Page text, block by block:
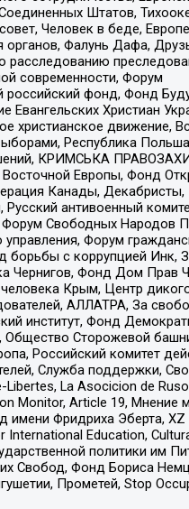
Штатов,
Человек в беде,
Фалунь Дафа,
расследованию
современности, Форум
российский фонд, Фонд
Христиан
христианское движение,
Республика
КРИМСЬКА
Восточной Европы, Фонд
Канады, Декабристы,
антивоенный
Свободных Народов
Форум
борьбы с коррупцией Инк,
Чернигов, Фонд Дом Прав
Крым, Центр
АЛЛАТРА, За
институт, Фонд
Общество Сторожевой
Российский комитет
Служба поддержки,
La Asocicion de
Monitor, Article 19, Мнение
имени Фридриха Эберта, XZ
Education,
политики им
Свобод, Фонд Бориса
Прометей, Stop